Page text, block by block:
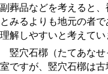
副葬品などを考えると
とみるよりも地元の者
理解しやすいと考えてい
竪穴石槨（たてあなせ
室ですが、竪穴石槨は